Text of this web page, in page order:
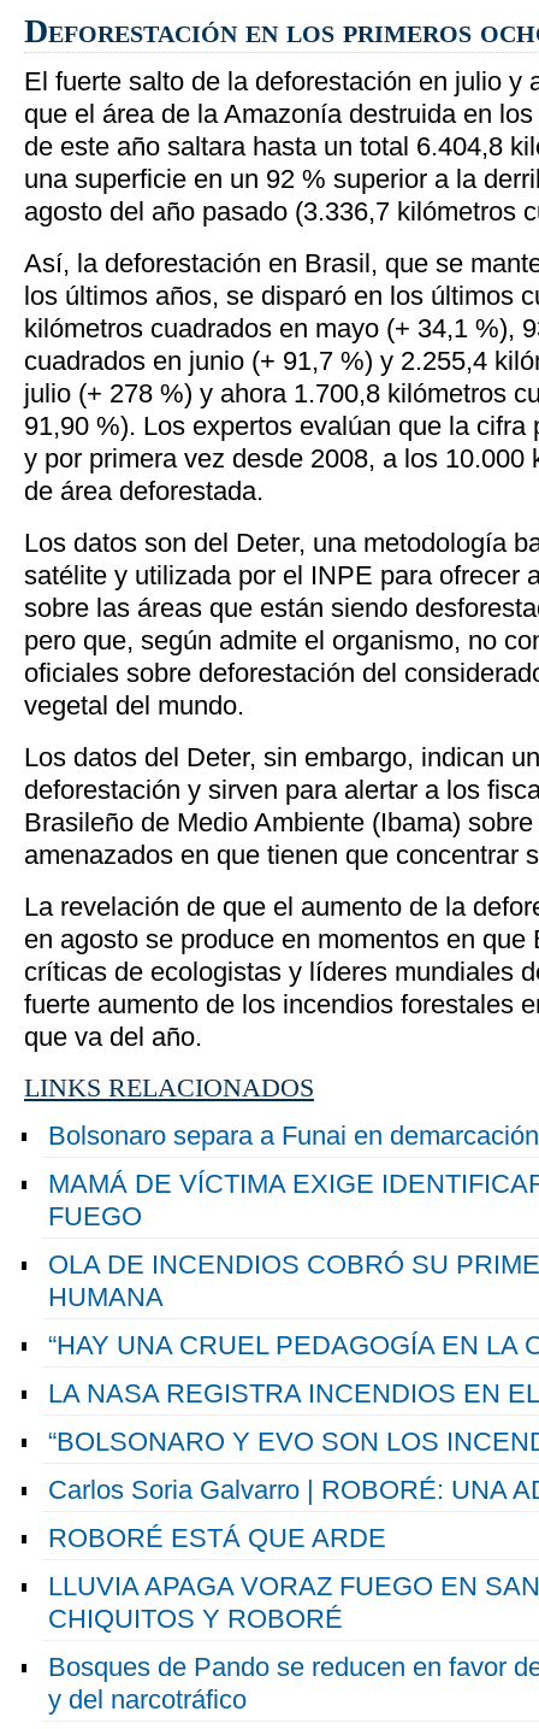
Deforestación en los primeros
El fuerte salto de la deforestación en julio y
que el área de la Amazonía destruida en
de este año saltara hasta un total 6.404,8
una superficie en un 92 % superior a la
agosto del año pasado (3.336,7 kilómetros
Así, la deforestación en Brasil, que se
los últimos años, se disparó en los últimos
kilómetros cuadrados en mayo (+ 34,1 %),
cuadrados en junio (+ 91,7 %) y 2.255,4
julio (+ 278 %) y ahora 1.700,8 kilómetros
91,90 %). Los expertos evalúan que la cifra
y por primera vez desde 2008, a los 10.000
de área deforestada.
Los datos son del Deter, una metodología
satélite y utilizada por el INPE para ofrecer
sobre las áreas que están siendo
pero que, según admite el organismo, no
oficiales sobre deforestación del
vegetal del mundo.
Los datos del Deter, sin embargo, indican
deforestación y sirven para alertar a los
Brasileño de Medio Ambiente (Ibama)
amenazados en que tienen que concentrar
La revelación de que el aumento de la
en agosto se produce en momentos en que
críticas de ecologistas y líderes mundiales
fuerte aumento de los incendios forestales
que va del año.
LINKS RELACIONADOS
Bolsonaro separa a Funai en
MAMÁ DE VÍCTIMA EXIGE
FUEGO
OLA DE INCENDIOS COBRÓ SU
HUMANA
“HAY UNA CRUEL PEDAGOGÍA EN LA
LA NASA REGISTRA INCENDIOS EN
“BOLSONARO Y EVO SON LOS
Carlos Soria Galvarro | ROBORÉ: UNA
ROBORÉ ESTÁ QUE ARDE
LLUVIA APAGA VORAZ FUEGO EN
CHIQUITOS Y ROBORÉ
Bosques de Pando se reducen en favor
y del narcotráfico